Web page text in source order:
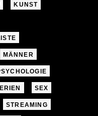
KUNST
MÄNNER
SEX
STREAMING